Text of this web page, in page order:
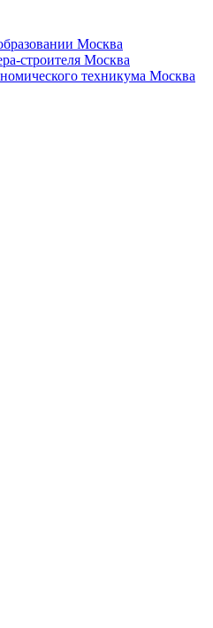
Москва
строителя Москва
техникума Москва